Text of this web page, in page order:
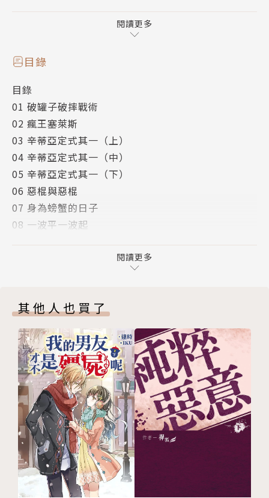
哈哈，這下子輪到她顯擺了吧！
閱讀更多
目錄
目錄
01 破罐子破摔戰術
02 瘋王塞萊斯
03 辛蒂亞定式其一（上）
04 辛蒂亞定式其一（中）
05 辛蒂亞定式其一（下）
06 惡棍與惡棍
07 身為螃蟹的日子
08 一波平一波起
13 論倉鼠的王霸之氣
14 群雲輝星之唱
後記
番外特典
版權頁
閱讀更多
其他人也買了